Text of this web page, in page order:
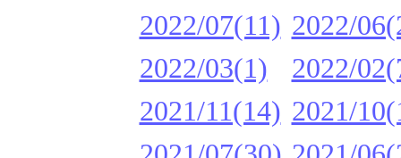
2022/07(11) 2022/
2022/03(1)
2022/
2021/11(14) 2021/